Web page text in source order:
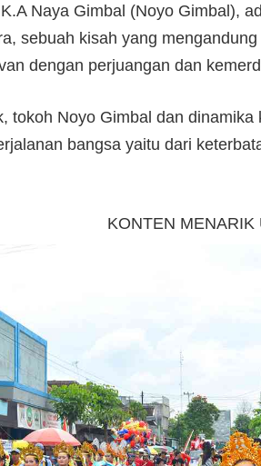
Naya Gimbal (Noyo Gimbal),
sebuah kisah yang
dengan perjuangan dan
tokoh Noyo Gimbal dan
bangsa yaitu dari
KONTEN MENARIK